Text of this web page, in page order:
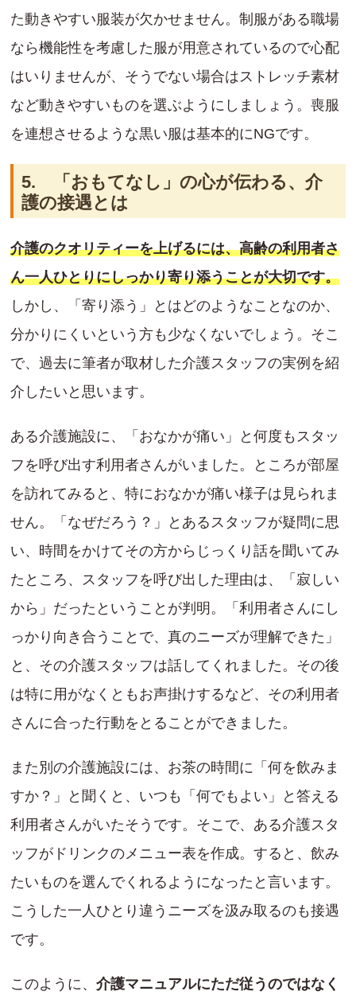
た動きやすい服装が欠かせません。制服がある職場
なら機能性を考慮した服が用意されているので心配
はいりませんが、そうでない場合はストレッチ素材
など動きやすいものを選ぶようにしましょう。喪服
を連想させるような黒い服は基本的にNGです。
5. 「おもてなし」の心が伝わる、介
護の接遇とは
介護のクオリティーを上げるには、高齢の利用者さ
ん一人ひとりにしっかり寄り添うことが大切です。
しかし、「寄り添う」とはどのようなことなのか、
分かりにくいという方も少なくないでしょう。そこ
で、過去に筆者が取材した介護スタッフの実例を紹
介したいと思います。
ある介護施設に、「おなかが痛い」と何度もスタッ
フを呼び出す利用者さんがいました。ところが部屋
を訪れてみると、特におなかが痛い様子は見られま
せん。「なぜだろう？」とあるスタッフが疑問に思
い、時間をかけてその方からじっくり話を聞いてみ
たところ、スタッフを呼び出した理由は、「寂しい
から」だったということが判明。「利用者さんにし
っかり向き合うことで、真のニーズが理解できた」
と、その介護スタッフは話してくれました。その後
は特に用がなくともお声掛けするなど、その利用者
さんに合った行動をとることができました。
また別の介護施設には、お茶の時間に「何を飲みま
すか？」と聞くと、いつも「何でもよい」と答える
利用者さんがいたそうです。そこで、ある介護スタ
ッフがドリンクのメニュー表を作成。すると、飲み
たいものを選んでくれるようになったと言います。
こうした一人ひとり違うニーズを汲み取るのも接遇
です。
このように、 介護マニュアルにただ従うのではなく